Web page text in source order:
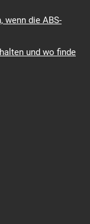
wenn die ABS-
und wo finde